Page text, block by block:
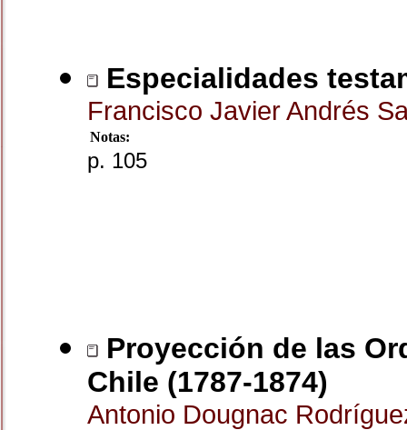
Especialidades
Francisco Javier Andrés
Notas:
p. 105
Proyección de las
Chile (1787-1874)
Antonio Dougnac